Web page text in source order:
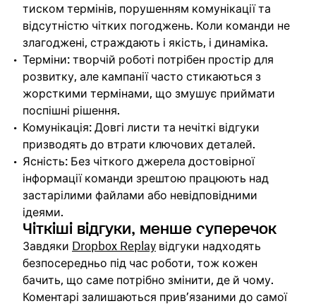
тиском термінів, порушенням комунікації та
відсутністю чітких погоджень. Коли команди не
злагоджені, страждають і якість, і динаміка.
Терміни: творчій роботі потрібен простір для
розвитку, але кампанії часто стикаються з
жорсткими термінами, що змушує приймати
поспішні рішення.
Комунікація: Довгі листи та нечіткі відгуки
призводять до втрати ключових деталей.
Ясність: Без чіткого джерела достовірної
інформації команди зрештою працюють над
застарілими файлами або невідповідними
ідеями.
Чіткіші відгуки, менше суперечок
Завдяки Dropbox Replay відгуки надходять
безпосередньо під час роботи, тож кожен
бачить, що саме потрібно змінити, де й чому.
Коментарі залишаються прив’язаними до самої